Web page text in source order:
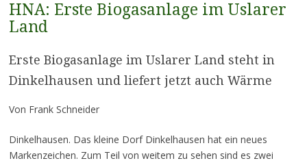
HNA: Erste Biogasanlage im Uslarer
Land
Erste Biogasanlage im Uslarer Land steht in
Dinkelhausen und liefert jetzt auch Wärme
Von Frank Schneider
Dinkelhausen. Das kleine Dorf Dinkelhausen hat ein neues
Markenzeichen. Zum Teil von weitem zu sehen sind es zwei